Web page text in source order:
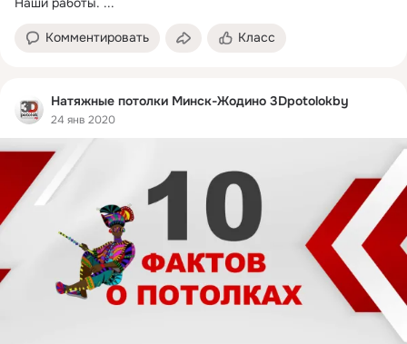
Комментировать Класс
Натяжные потолки Минск-Жодино 3Dpotolokby
24 янв 2020